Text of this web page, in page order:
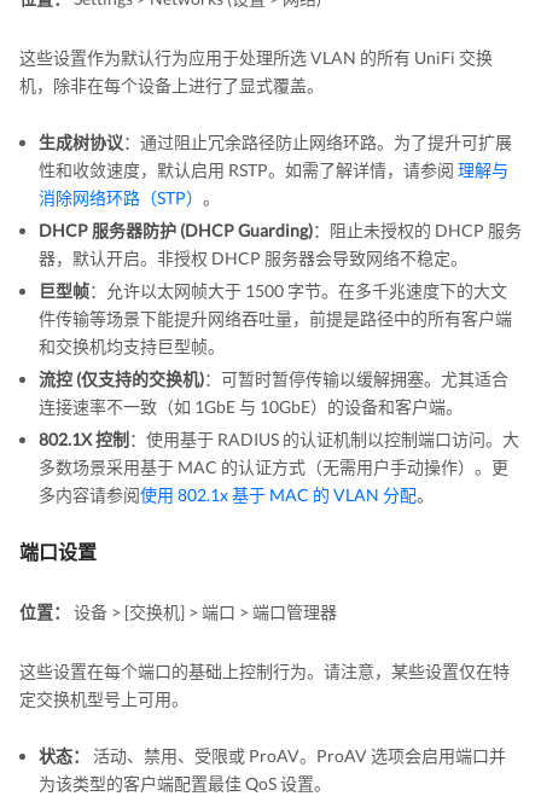
这些设置作为默认行为应用于处理所选 VLAN 的所有 UniFi 交换
机，除非在每个设备上进行了显式覆盖。
生成树协议：通过阻止冗余路径防止网络环路。为了提升可扩展
性和收敛速度，默认启用 RSTP。如需了解详情，请参阅 理解与
消除网络环路（STP） 。
DHCP 服务器防护 (DHCP Guarding)：阻止未授权的 DHCP 服务
器，默认开启。非授权 DHCP 服务器会导致网络不稳定。
巨型帧：允许以太网帧大于 1500 字节。在多千兆速度下的大文
件传输等场景下能提升网络吞吐量，前提是路径中的所有客户端
和交换机均支持巨型帧。
流控 (仅支持的交换机)：可暂时暂停传输以缓解拥塞。尤其适合
连接速率不一致（如 1GbE 与 10GbE）的设备和客户端。
802.1X 控制 ：使用基于 RADIUS 的认证机制以控制端口访问。大
多数场景采用基于 MAC 的认证方式（无需用户手动操作）。更
多内容请参阅使用 802.1x 基于 MAC 的 VLAN 分配。
端口设置
位置： 设备 > [交换机] > 端口 > 端口管理器
这些设置在每个端口的基础上控制行为。请注意，某些设置仅在特
定交换机型号上可用。
状态：
活动、禁用、受限或 ProAV。ProAV 选项会启用端口并
为该类型的客户端配置最佳 QoS 设置。